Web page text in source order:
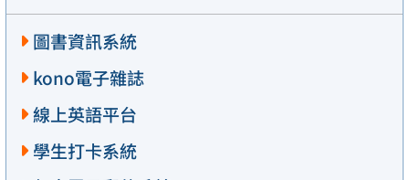
圖書資訊系統
kono電子雜誌
線上英語平台
學生打卡系統